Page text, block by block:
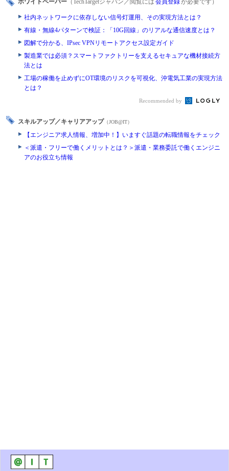
ホワイトペーパー （TechTargetジャパン／閲覧には 会員登録が必要です）
社内ネットワークに依存しない信号灯運用、その実現方法とは？
有線・無線4パターンで検証：「10G回線」のリアルな通信速度とは？
図解で分かる、IPsec VPNリモートアクセス設定ガイド
製造業では必須？スマートファクトリーを支えるセキュアな機材接続方
法とは
工場の稼働を止めずにOT環境のリスクを可視化、沖電気工業の実現方法
とは？
Recommended by
スキルアップ／キャリアアップ （JOB@IT）
【エンジニア求人情報、増加中！】いますぐ話題の転職情報をチェック
＜派遣・フリーで働くメリットとは？＞派遣・業務委託で働くエンジニ
アのお役立ち情報